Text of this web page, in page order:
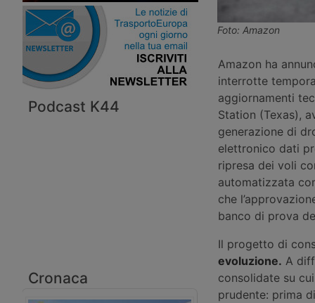
Podcast K44
Cronaca
Foto: Amazon
Amazon ha
interrotte
aggiornamenti
Station (Texas),
generazione di
elettronico dati
ripresa dei voli
automatizzata
che
banco di prova
Il progetto di
evoluzione. A
consolidate su
prudente: prima